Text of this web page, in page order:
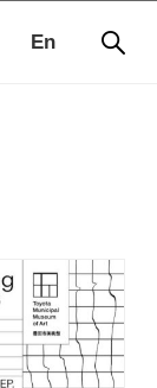
En